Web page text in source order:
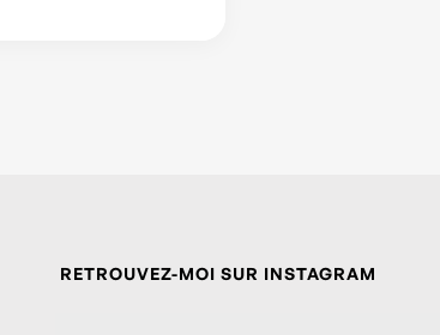
RETROUVEZ-MOI SUR INSTAGRAM